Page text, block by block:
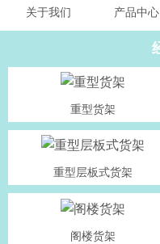
关于我们 产品中心
重型货架
重型层板式货架
阁楼货架